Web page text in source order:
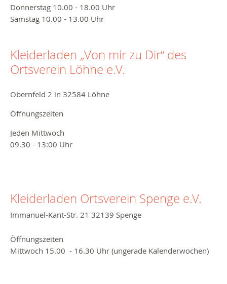
Donnerstag 10.00 - 18.00 Uhr
Samstag 10.00 - 13.00 Uhr
Kleiderladen „Von mir zu Dir“ des
Ortsverein Löhne e.V.
Obernfeld 2 in 32584 Löhne
Öffnungszeiten
Jeden Mittwoch
09.30 - 13:00 Uhr
Kleiderladen Ortsverein Spenge e.V.
Immanuel-Kant-Str. 21 32139 Spenge
Öffnungszeiten
Mittwoch 15.00 - 16.30 Uhr (ungerade Kalenderwochen)